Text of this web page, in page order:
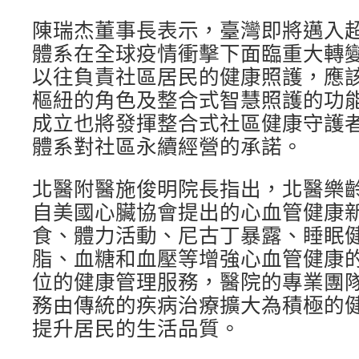
陳瑞杰董事長表示，臺灣即將邁入
體系在全球疫情衝擊下面臨重大轉
以往負責社區居民的健康照護，應
樞紐的角色及整合式智慧照護的功
成立也將發揮整合式社區健康守護
體系對社區永續經營的承諾。
北醫附醫施俊明院長指出，北醫樂
自美國心臟協會提出的心血管健康
食、體力活動、尼古丁暴露、睡眠
脂、血糖和血壓等增強心血管健康
位的健康管理服務，醫院的專業團
務由傳統的疾病治療擴大為積極的
提升居民的生活品質。